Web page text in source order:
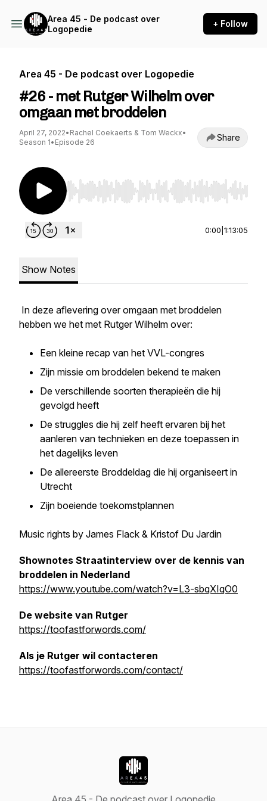
Area 45 - De podcast over
Logopedie
+ Follow
Area 45 - De podcast over Logopedie
#26 - met Rutger Wilhelm over
omgaan met broddelen
April 27, 2022• Rachel Coekaerts & Tom Weckx•
Season 1• Episode 26 Share
Use Left/Right to seek, Home/End to jump to
0:00 1:13:05
Show Notes
In deze aflevering over omgaan met broddelen
hebben we het met Rutger Wilhelm over:
Een kleine recap van het VVL-congres
Zijn missie om broddelen bekend te maken
De verschillende soorten therapieën die hij
gevolgd heeft
De struggles die hij zelf heeft ervaren bij het
aanleren van technieken en deze toepassen in
het dagelijks leven
De allereerste Broddeldag die hij organiseert in
Utrecht
Zijn boeiende toekomstplannen
Music rights by James Flack & Kristof Du Jardin
Shownotes Straatinterview over de kennis van
broddelen in Nederland
https://www.youtube.com/watch?v=L3-sbqXIqO0
De website van Rutger
https://toofastforwords.com/
Als je Rutger wil contacteren
https://toofastforwords.com/contact/